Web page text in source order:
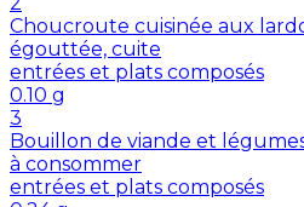
Choucroute cuisinée aux
égouttée, cuite
entrées et plats composés
0.10 g
3
Bouillon de viande et
à consommer
entrées et plats composés